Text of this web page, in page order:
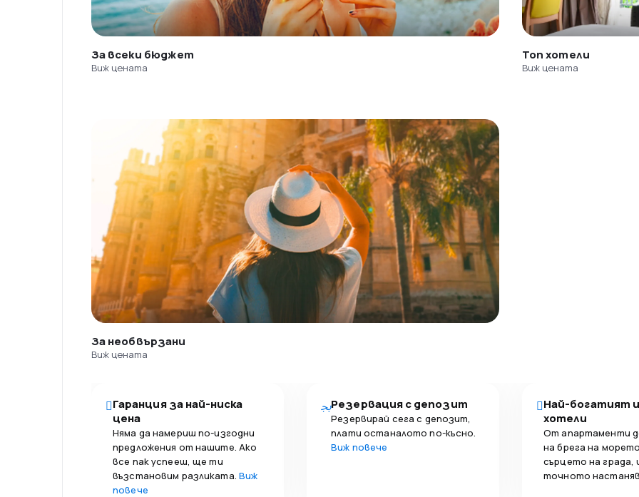
За всеки бюджет
Виж цената
Топ хотели
Виж цената
За необвързани
Виж цената
Гаранция за най-ниска
цена
Няма да намериш по-изгодни
предложения от нашите. Ако
все пак успееш, ще ти
възстановим разликата. Виж
повече
Резервация с депозит
Резервирай сега с депозит,
плати останалото по-късно.
Виж повече
Най-богатият
хотели
От апартаменти
на брега на
сърцето на града,
точното